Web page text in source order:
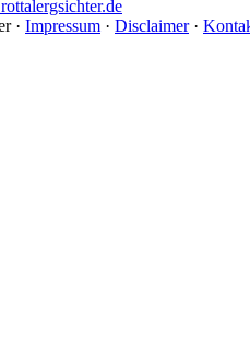
· Impressum · Disclaimer·